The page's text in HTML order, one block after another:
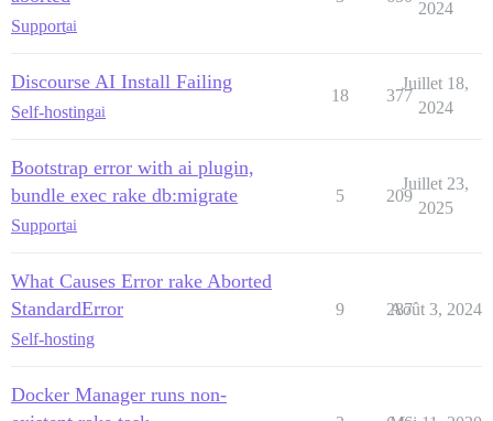
Supportai
2024
Discourse AI Install Failing
Self-hostingai
18 377
Juillet 18,
2024
Bootstrap error with ai plugin,
bundle exec rake db:migrate
Supportai
5 209
Juillet 23,
2025
What Causes Error rake Aborted
StandardError
Self-hosting
9 287
Août 3, 2024
Docker Manager runs non-